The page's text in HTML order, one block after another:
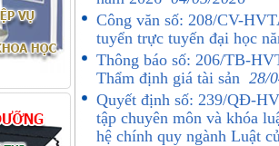
Công văn số: 208/CV-
tuyển trực tuyến đại học
Thông báo số: 206/TB-
Thẩm định giá tài sản 28/
Quyết định số: 239/QĐ-
tập chuyên môn và khóa
hệ chính quy ngành Luật